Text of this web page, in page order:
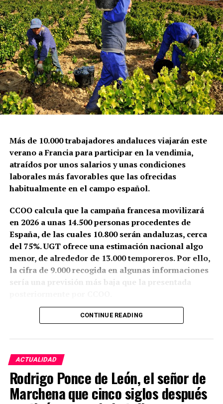
Más de 10.000 trabajadores andaluces viajarán este
verano a Francia para participar en la vendimia,
atraídos por unos salarios y unas condiciones
laborales más favorables que las ofrecidas
habitualmente en el campo español.
CCOO calcula que la campaña francesa movilizará
en 2026 a unas 14.500 personas procedentes de
España, de las cuales 10.800 serán andaluzas, cerca
del 75%. UGT ofrece una estimación nacional algo
menor, de alrededor de 13.000 temporeros. Por ello,
la cifra de 9.000 recogida en algunas informaciones
sería una previsión más baja que la presentada
Granada y Jaén aportarán conjuntamente unos 8.000
trabajadores. También partirán cuadrillas desde la
Sierra Norte de Córdoba, la Sierra de Cádiz, el sur de
Sevilla, la zona malagueña de Teba y varios
municipios de Almería.
La mayoría no viaja a buscar trabajo sobre el
terreno. Aproximadamente el 90% repite campaña y
CONTINUE READING
ACTUALIDAD
Rodrigo Ponce de León, el señor de
Marchena que cinco siglos después